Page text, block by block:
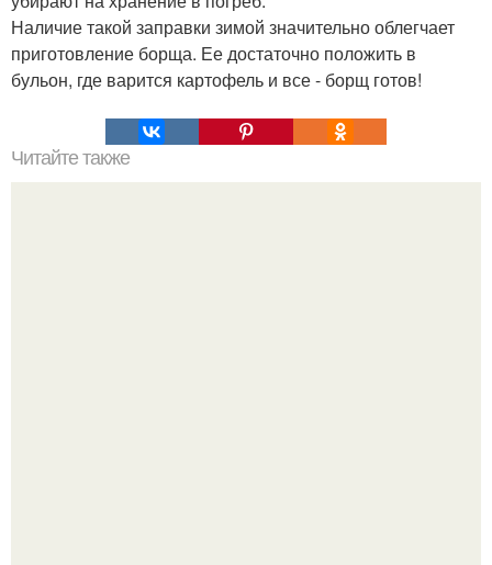
Наличие такой заправки зимой значительно облегчает
приготовление борща. Ее достаточно положить в
бульон, где варится картофель и все - борщ готов!
Читайте также